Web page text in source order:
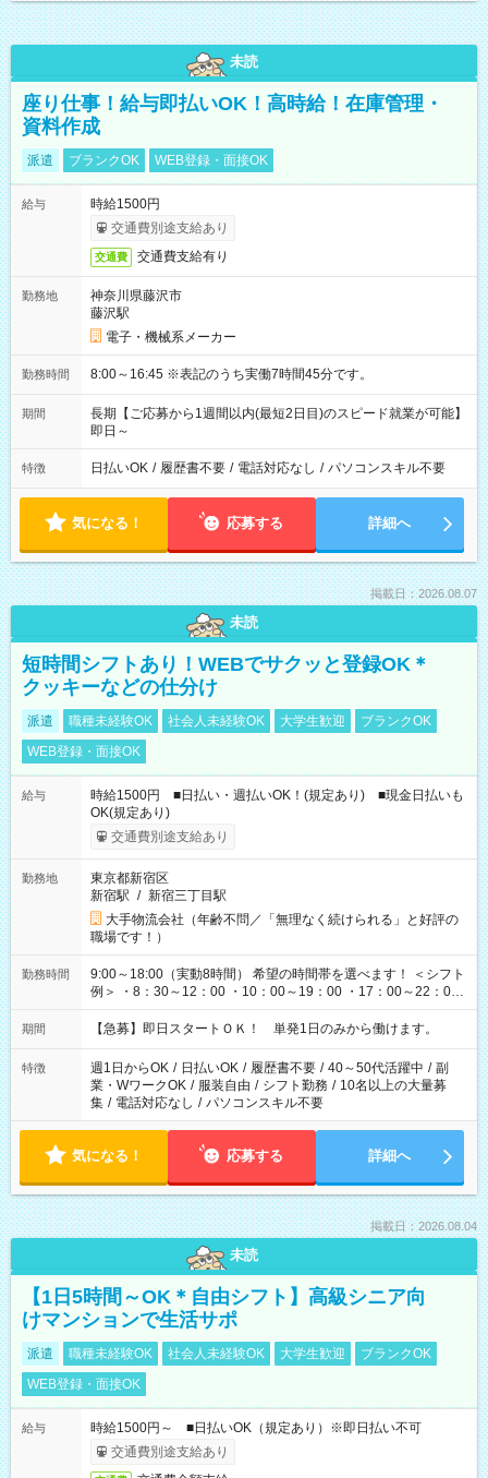
未読
座り仕事！給与即払いOK！高時給！在庫管理・
資料作成
派遣 ブランクOK WEB登録・面接OK
給与
時給1500円
交通費別途支給あり
交通費 交通費支給有り
勤務地
神奈川県藤沢市
藤沢駅
電子・機械系メーカー
勤務時間 8:00～16:45 ※表記のうち実働7時間45分です。
期間
長期【ご応募から1週間以内(最短2日目)のスピード就業が可能】
即日～
特徴 日払いOK / 履歴書不要 / 電話対応なし / パソコンスキル不要
気になる！ 応募する 詳細へ
掲載日：2026.08.07
未読
短時間シフトあり！WEBでサクッと登録OK＊
クッキーなどの仕分け
派遣 職種未経験OK 社会人未経験OK 大学生歓迎
ブランクOK
WEB登録・面接OK
給与
時給1500円 ■日払い・週払いOK！(規定あり) ■現金日払いも
OK(規定あり)
交通費別途支給あり
勤務地
東京都新宿区
新宿駅 / 新宿三丁目駅
大手物流会社（年齢不問／「無理なく続けられる」と好評の
職場です！）
勤務時間
9:00～18:00（実動8時間） 希望の時間帯を選べます！ ＜シフト
例＞ ・8：30～12：00 ・10：00～19：00 ・17：00～22：00
・13：00～22：00 ・22：00～翌6：00 など
期間 【急募】即日スタートＯＫ！ 単発1日のみから働けます。
特徴 週1日からOK / 日払いOK / 履歴書不要 / 40～50代活躍中 / 副
業・WワークOK / 服装自由 / シフト勤務 / 10名以上の大量募
集 / 電話対応なし / パソコンスキル不要
気になる！ 応募する 詳細へ
掲載日：2026.08.04
未読
【1日5時間～OK＊自由シフト】高級シニア向
けマンションで生活サポ
派遣 職種未経験OK 社会人未経験OK 大学生歓迎
ブランクOK
WEB登録・面接OK
給与
時給1500円～ ■日払いOK（規定あり）※即日払い不可
交通費別途支給あり